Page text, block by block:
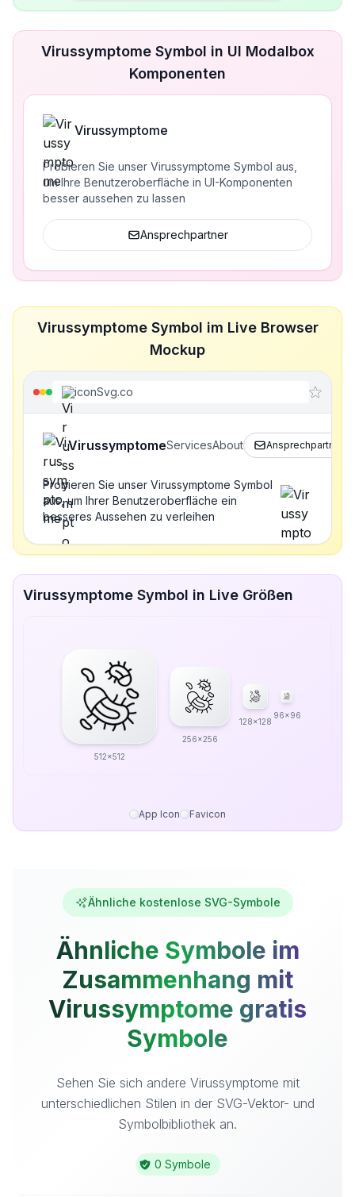
Virussymptome Symbol in UI Modalbox
Komponenten
Virussymptome
Probieren Sie unser Virussymptome Symbol aus,
um Ihre Benutzeroberfläche in UI-Komponenten
besser aussehen zu lassen
Ansprechpartner
Virussymptome Symbol im Live Browser
Mockup
iconSvg.co
VirussymptomeServicesAbout Ansprechpartner
Probieren Sie unser Virussymptome Symbol
aus, um Ihrer Benutzeroberfläche ein
besseres Aussehen zu verleihen
Virussymptome Symbol in Live Größen
512x512
256x256
128x128
96x96
App Icon Favicon
Ähnliche kostenlose SVG-Symbole
Ähnliche Symbole im
Zusammenhang mit
Virussymptome gratis
Symbole
Sehen Sie sich andere Virussymptome mit
unterschiedlichen Stilen in der SVG-Vektor- und
Symbolbibliothek an.
0 Symbole